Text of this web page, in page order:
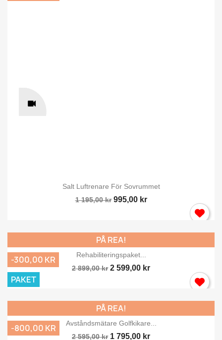
Salt Luftrenare För Sovrummet
1 195,00 kr 995,00 kr
Rehabiliteringspaket...
2 899,00 kr 2 599,00 kr
PÅ REA!
-300,00 KR
PAKET
Avståndsmätare Golfkikare...
2 595,00 kr 1 795,00 kr
PÅ REA!
-800,00 KR